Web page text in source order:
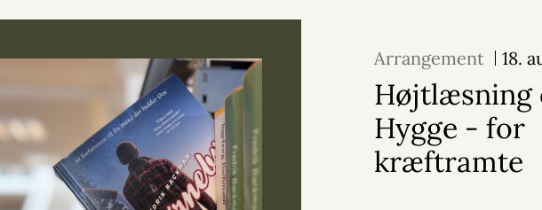
Arrangement 18.
Højtlæsning
Hygge - for
kræftramte